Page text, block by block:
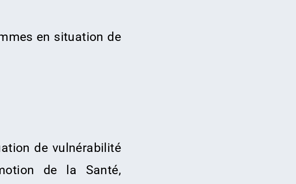
en situation de
de vulnérabilité
de la Santé,